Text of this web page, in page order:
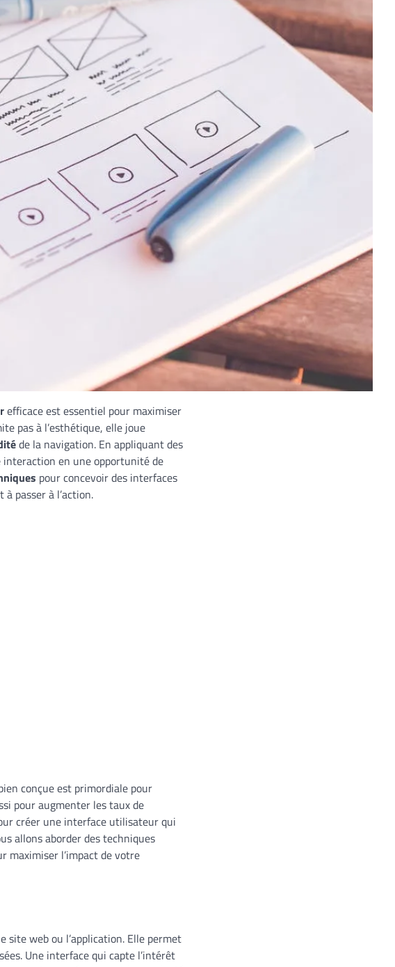
efficace est essentiel pour maximiser
pas à l’esthétique, elle joue
de la navigation. En appliquant des
interaction en une opportunité de
pour concevoir des interfaces
passer à l’action.
conçue est primordiale pour
pour augmenter les taux de
créer une interface utilisateur qui
allons aborder des techniques
maximiser l’impact de votre
web ou l’application. Elle permet
Une interface qui capte l’intérêt